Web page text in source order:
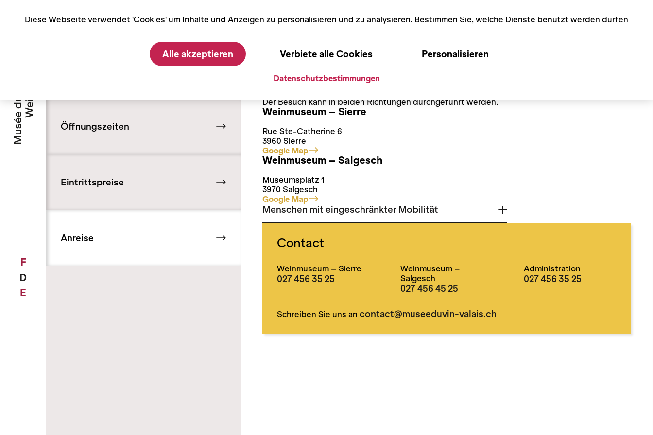
F
D
E
Öffnungszeiten
Eintrittspreise
Anreise
Anreise
Für den Besuch der beiden Museumsstandorte und des Rebwegs sollte ein halber Tag
Der Besuch kann in beiden Richtungen durchgeführt werden.
Weinmuseum – Sierre
Rue Ste-Catherine 6
3960 Sierre
Google Map
Weinmuseum – Salgesch
Museumsplatz 1
3970 Salgesch
Google Map
Menschen mit eingeschränkter Mobilität
Contact
Weinmuseum – Sierre
027 456 35 25
Weinmuseum –
Salgesch
027 456 45 25
Administration
027 456 35 25
Schreiben Sie uns an contact@museeduvin-valais.ch
Diese Webseite verwendet 'Cookies' um Inhalte und Anzeigen zu personalisieren und zu analysieren. Bestimmen Sie, welche Dienste benutzt werden dürfen
Alle akzeptieren Verbiete alle Cookies Personalisieren
Datenschutzbestimmungen